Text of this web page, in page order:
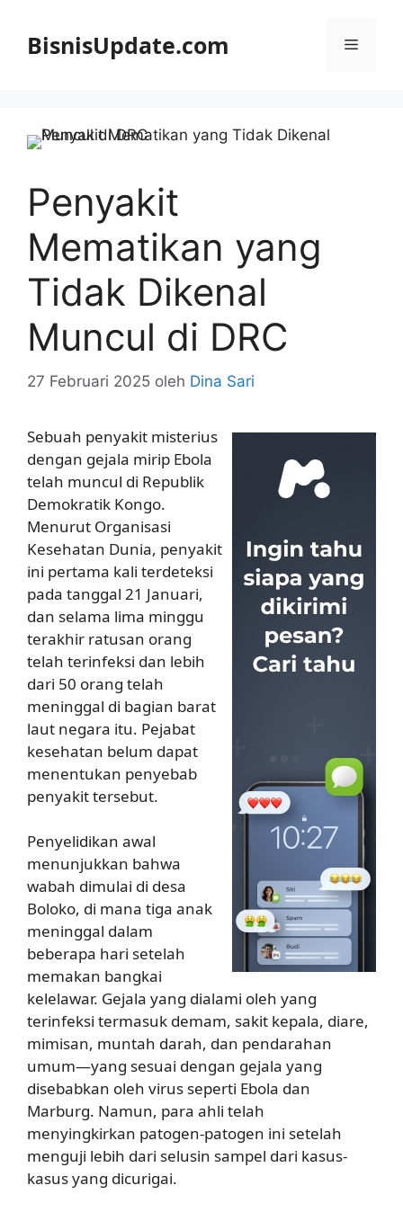
BisnisUpdate.com Menu
Penyakit
Mematikan yang
Tidak Dikenal
Muncul di DRC
27 Februari 2025 oleh Dina Sari
Sebuah penyakit misterius
dengan gejala mirip Ebola
telah muncul di Republik
Demokratik Kongo.
Menurut Organisasi
Kesehatan Dunia, penyakit
ini pertama kali terdeteksi
pada tanggal 21 Januari,
dan selama lima minggu
terakhir ratusan orang
telah terinfeksi dan lebih
dari 50 orang telah
meninggal di bagian barat
laut negara itu. Pejabat
kesehatan belum dapat
menentukan penyebab
penyakit tersebut.
Penyelidikan awal
menunjukkan bahwa
wabah dimulai di desa
Boloko, di mana tiga anak
meninggal dalam
beberapa hari setelah
memakan bangkai
kelelawar. Gejala yang dialami oleh yang
terinfeksi termasuk demam, sakit kepala, diare,
mimisan, muntah darah, dan pendarahan
umum—yang sesuai dengan gejala yang
disebabkan oleh virus seperti Ebola dan
Marburg. Namun, para ahli telah
menyingkirkan patogen-patogen ini setelah
menguji lebih dari selusin sampel dari kasus-
kasus yang dicurigai.